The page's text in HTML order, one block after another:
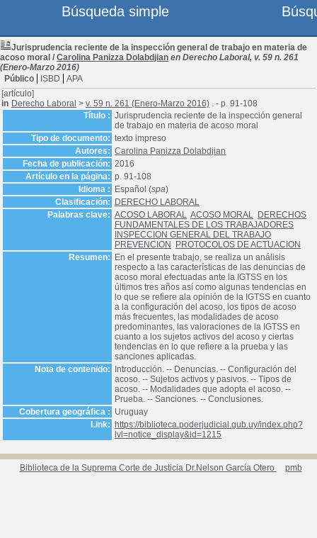
Jurisprudencia reciente de la inspección general de trabajo en materia de
acoso moral / Carolina Panizza Dolabdjian en Derecho Laboral, v. 59 n. 261
(Enero-Marzo 2016)
Público
ISBD
APA
[artículo]
in Derecho Laboral > v. 59 n. 261 (Enero-Marzo 2016) . - p. 91-108
Título : Jurisprudencia reciente de la inspección general
de trabajo en materia de acoso moral
Tipo de documento: texto impreso
Autores: Carolina Panizza Dolabdjian
Fecha de publicación: 2016
Artículo en la página: p. 91-108
Idioma :
Español (spa)
Clasificación:
DERECHO LABORAL
Palabras clave: ACOSO LABORAL ACOSO MORAL DERECHOS
FUNDAMENTALES DE LOS TRABAJADORES
INSPECCION GENERAL DEL TRABAJO
PREVENCION
PROTOCOLOS DE ACTUACION
Resumen:
En el presente trabajo, se realiza un análisis
respecto a las características de las denuncias de
acoso moral efectuadas ante la IGTSS en los
últimos tres años así como algunas tendencias en
lo que se refiere ala opinión de la IGTSS en cuanto
a la configuración del acoso, los tipos de acoso
más frecuentes, las modalidades de acoso
predominantes, las valoraciones de la IGTSS en
cuanto a los sujetos activos del acoso y ciertas
tendencias en lo que refiere a la prueba y las
sanciones aplicadas.
Nota de contenido:
Introducción. -- Denuncias. -- Configuración del
acoso. -- Sujetos activos y pasivos. -- Tipos de
acoso. -- Modalidades que adopta el acoso. --
Prueba. -- Sanciones. -- Conclusiones.
Cobertura geográfica : Uruguay
Link:
https://biblioteca.poderjudicial.gub.uy/index.php?
lvl=notice_display&id=1215
Biblioteca de la Suprema Corte de Justicia Dr.Nelson García Otero pmb
Búsqueda simple